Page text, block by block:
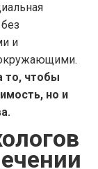
и
то, чтобы
но и